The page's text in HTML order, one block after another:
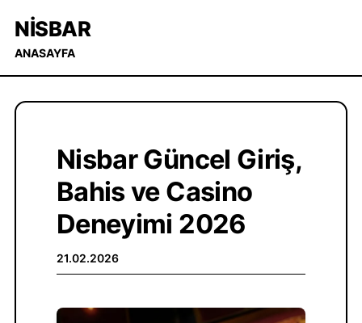
NISBAR
ANASAYFA
Nisbar Güncel Giriş,
Bahis ve Casino
Deneyimi 2026
21.02.2026